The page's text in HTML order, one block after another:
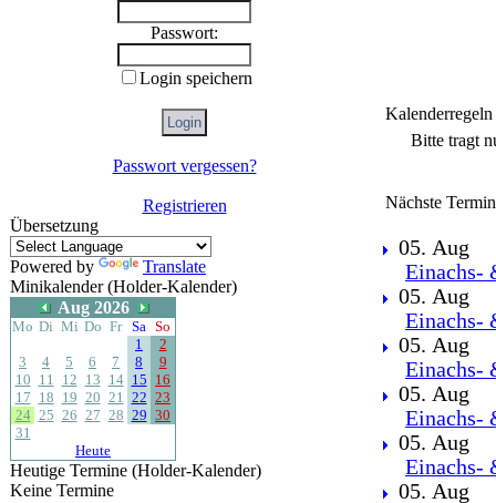
Passwort:
Login speichern
Passwort vergessen?
Registrieren
Übersetzung
Powered by
Translate
Minikalender (Holder-Kalender)
Aug 2026
Mo Di Mi Do Fr Sa So
1
2
3
4 5 6 7 8
9
10 11 12 13 14 15 16
17 18 19 20 21 22 23
24 25 26 27 28 29 30
31
Heute
Heutige Termine (Holder-Kalender)
Keine Termine
Kalenderregeln
Bitte tragt
Nächste
05. Aug
Einachs-
05. Aug
Einachs-
05. Aug
Einachs-
05. Aug
Einachs-
05. Aug
Einachs-
05. Aug